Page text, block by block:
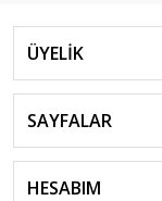
ÜYELİK
SAYFALAR
HESABIM